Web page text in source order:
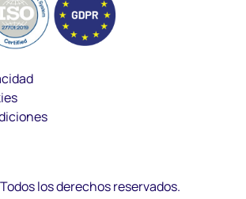
Todos los derechos reservados.